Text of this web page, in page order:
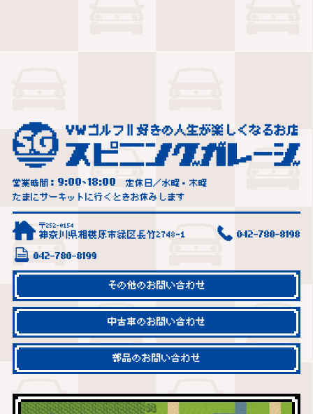
営業時間： 9:00~18:00
定休日／水曜・木曜
たまにサーキットに行くときお休みします
〒252-0154
神奈川県相模原市緑区長竹2748-1 042-780-8198
042-780-8199
その他のお問い合わせ
中古車のお問い合わせ
部品のお問い合わせ